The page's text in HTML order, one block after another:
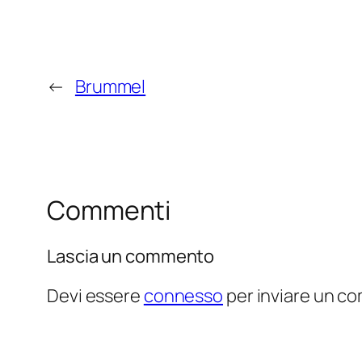
← Brummel
Commenti
Lascia un commento
Devi essere connesso per inviare un